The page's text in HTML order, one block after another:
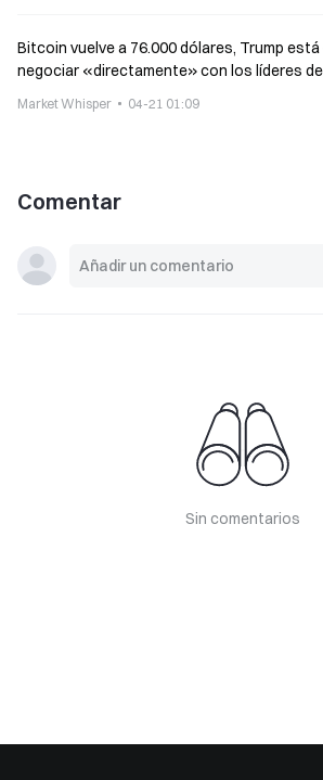
Bitcoin vuelve a 76.000 dólares, Trump
negociar «directamente» con los líderes
Market Whisper 04-21 01:09
Comentar
Sin comentarios